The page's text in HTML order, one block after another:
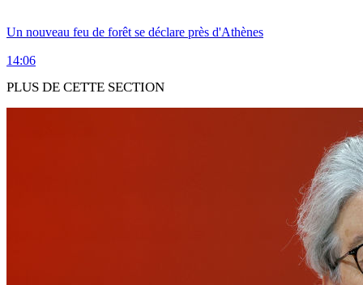
Un nouveau feu de forêt se déclare près d'Athènes
14:06
PLUS DE CETTE SECTION